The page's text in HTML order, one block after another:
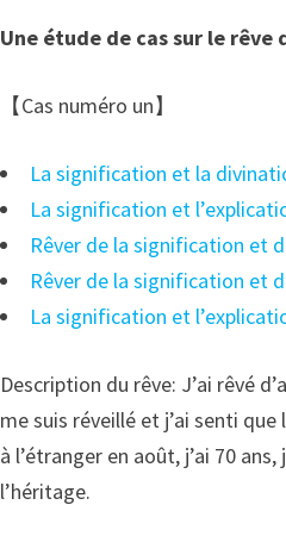
Une étude de cas sur le
【Cas numéro un】
La signification et la
La signification et
Rêver de la signification et
Rêver de la signification et
La signification et
Description du rêve: J’ai rêvé
me suis réveillé et j’ai senti
à l’étranger en août, j’ai 70
l’héritage.